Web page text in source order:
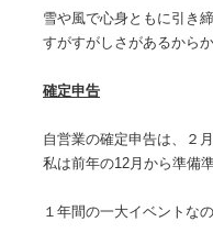
雪や風で心身ともに引き
すがすがしさがあるから
確定申告
自営業の確定申告は、２月
私は前年の12月から準備
１年間の一大イベントなの